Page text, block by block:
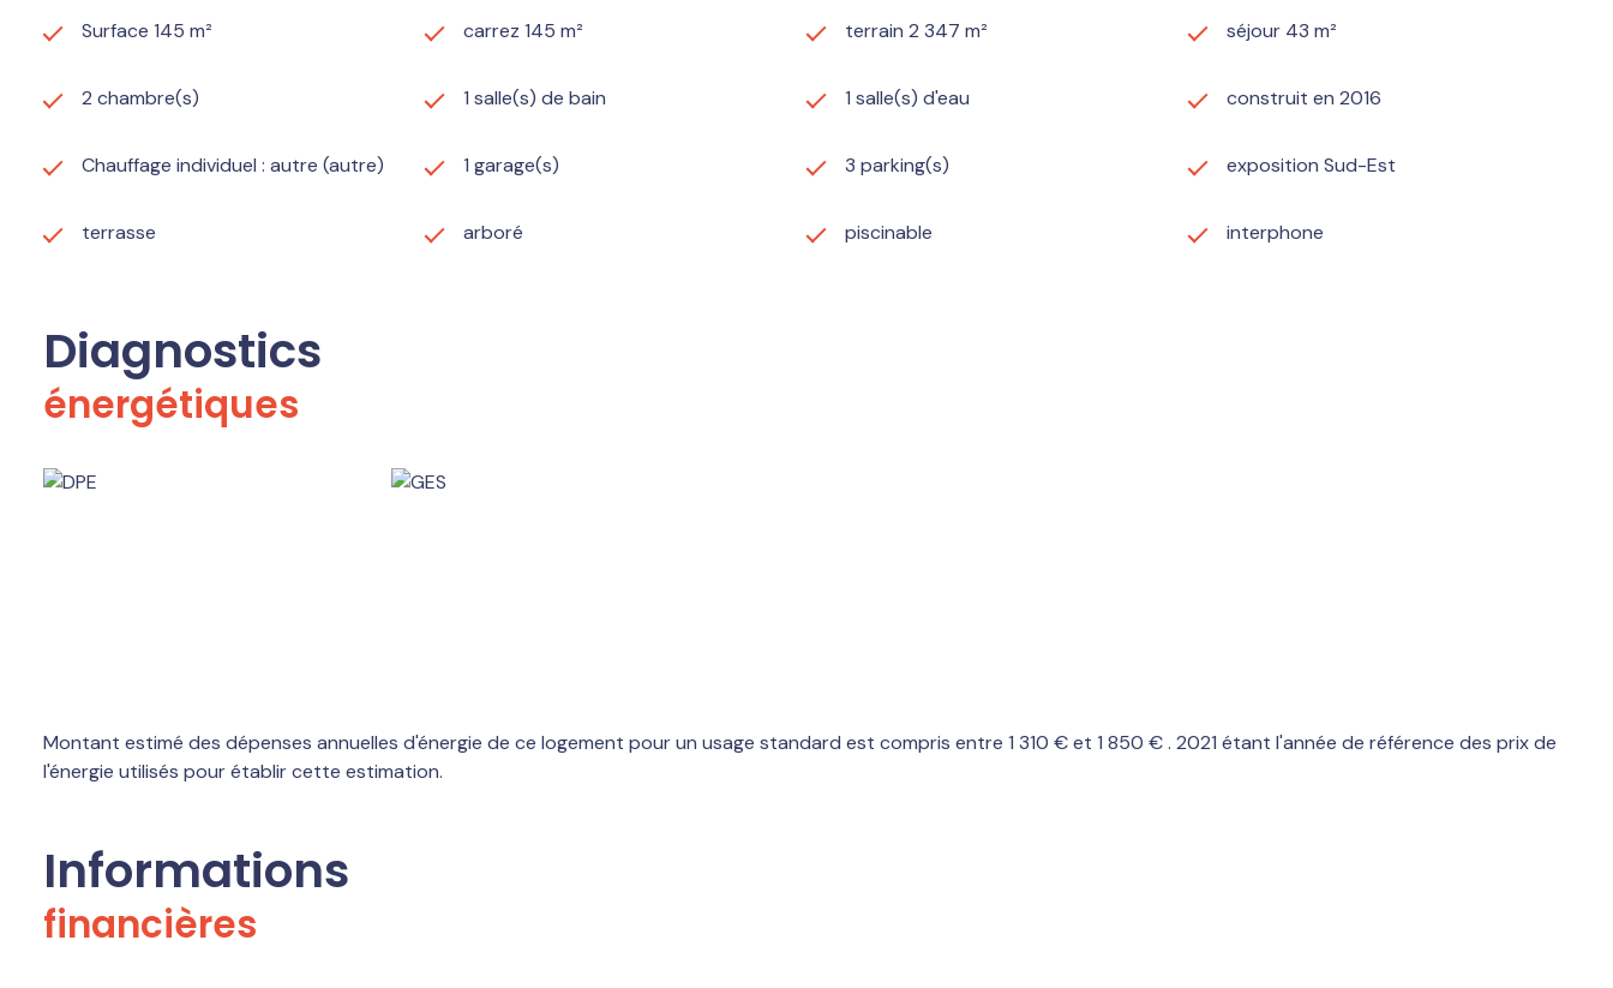
Surface 145 m² carrez 145 m² terrain 2 347 m² séjour 43 m²
2 chambre(s) 1 salle(s) de bain 1 salle(s) d'eau construit en 2016
Chauffage individuel : autre (autre) 1 garage(s) 3 parking(s) exposition Sud-Est
terrasse arboré piscinable interphone
Diagnostics
énergétiques
Montant estimé des dépenses annuelles d'énergie de ce logement pour un usage standard est compris entre 1 310 € et 1 850 € . 2021 étant l'année de référence des prix de
l'énergie utilisés pour établir cette estimation.
Informations
financières